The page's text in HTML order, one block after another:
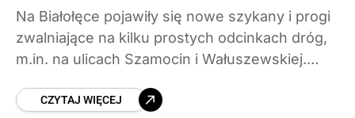
Na Białołęce pojawiły się nowe szykany i progi
zwalniające na kilku prostych odcinkach dróg,
m.in. na ulicach Szamocin i Wałuszewskiej.
dochodziło do wypadków,
CZYTAJ WIĘCEJ